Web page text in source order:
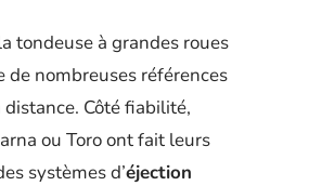
tondeuse à grandes roues
de nombreuses références
Côté fiabilité,
ou Toro ont fait leurs
systèmes d’éjection